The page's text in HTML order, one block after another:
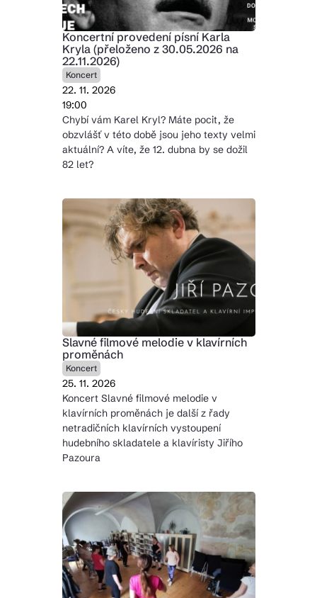
Koncertní provedení písní Karla
Kryla (přeloženo z 30.05.2026 na
22.11.2026)
Koncert
22. 11. 2026
19:00
Chybí vám Karel Kryl? Máte pocit, že
obzvlášť v této době jsou jeho texty velmi
aktuální? A víte, že 12. dubna by se dožil
82 let?
Slavné filmové melodie v klavírních
proměnách
Koncert
25. 11. 2026
Koncert Slavné filmové melodie v
klavírních proměnách je další z řady
netradičních klavírních vystoupení
hudebního skladatele a klavíristy Jiřího
Pazoura